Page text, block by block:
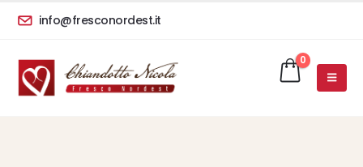
info@fresconordest.it
0